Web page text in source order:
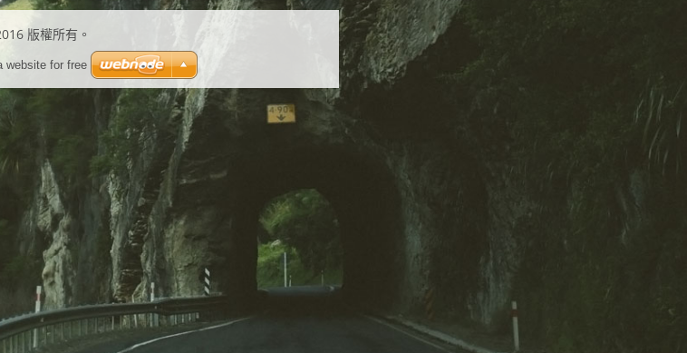
版權所有。
website for free